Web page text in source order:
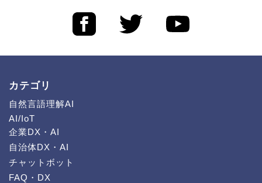
カテゴリ
自然言語理解AI
AI/IoT
企業DX・AI
自治体DX・AI
チャットボット
FAQ・DX